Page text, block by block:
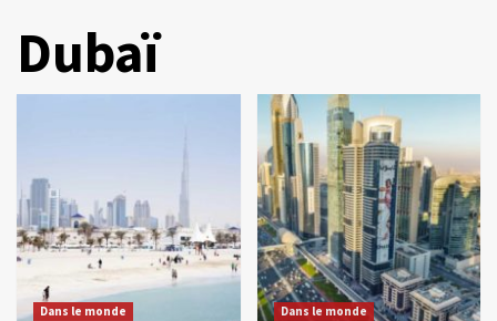
Dubaï
Dans le monde Dans le monde